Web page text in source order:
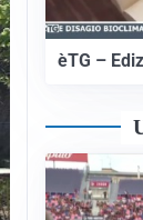
èTG –